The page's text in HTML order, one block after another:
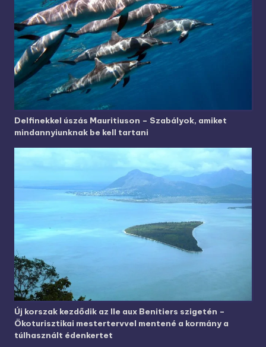
Delfinekkel úszás Mauritiuson – Szabályok, amiket
mindannyiunknak be kell tartani
Új korszak kezdődik az Ile aux Benitiers szigetén –
Ökoturisztikai mestertervvel mentené a kormány a
túlhasznált édenkertet